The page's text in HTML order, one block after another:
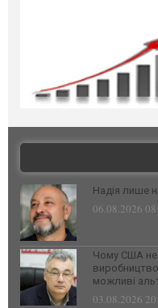
Надія лише
06.08.2026
Чому США не
можливі
03.08.2026